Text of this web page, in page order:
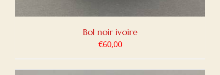
Bol noir ivoire
€60,00